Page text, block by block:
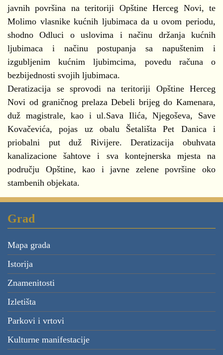
javnih površina na teritoriji Opštine Herceg Novi, te
Molimo vlasnike kućnih ljubimaca da u ovom periodu,
shodno Odluci o uslovima i načinu držanja kućnih
ljubimaca i načinu postupanja sa napuštenim i
izgubljenim kućnim ljubimcima, povedu računa o
bezbijednosti svojih ljubimaca.
Deratizacija se sprovodi na teritoriji Opštine Herceg
Novi od graničnog prelaza Debeli brijeg do Kamenara,
duž magistrale, kao i ul.Sava Ilića, Njegoševa, Save
Kovačevića, pojas uz obalu Šetališta Pet Danica i
priobalni put duž Rivijere. Deratizacija obuhvata
kanalizacione šahtove i sva kontejnerska mjesta na
području Opštine, kao i javne zelene površine oko
stambenih objekata.
Grad
Mapa grada
Istorija
Znamenitosti
Izletišta
Parkovi i vrtovi
Kulturne manifestacije